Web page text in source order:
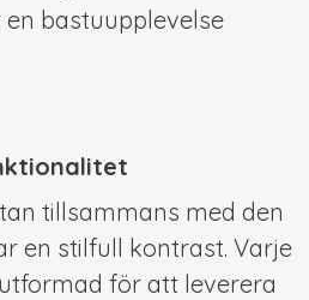
bastuupplevelse
tillsammans med den
en stilfull kontrast. Varje
för att leverera